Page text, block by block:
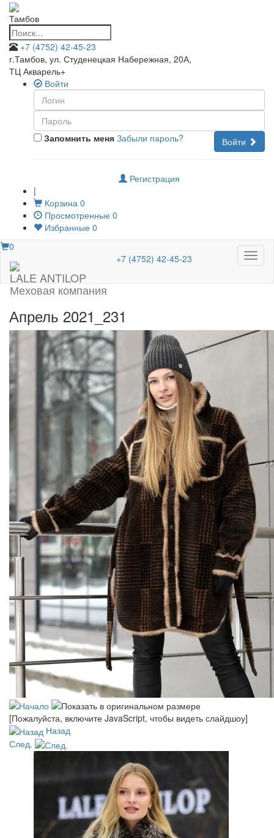
Тамбов
+7 (4752) 42-45-23
г.Тамбов, ул. Студенецкая Набережная, 20А,
ТЦ Акварель+
Войти
Запомнить меня Войти
Забыли пароль?
Регистрация
|
Корзина 0
Просмотренные 0
Избранные 0
Меню
0
LALE ANTILOP
Меховая компания
+7 (4752) 42-45-23
Апрель 2021_231
[Пожалуйста, включите JavaScript, чтобы видеть слайдшоу]
Назад
След.